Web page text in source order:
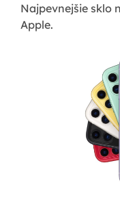
Najpevnejšie sklo
Apple.